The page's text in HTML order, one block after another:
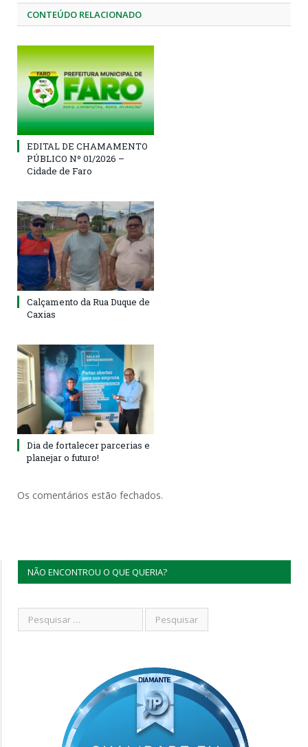
CONTEÚDO RELACIONADO
EDITAL DE CHAMAMENTO
PÚBLICO Nº 01/2026 –
Cidade de Faro
Calçamento da Rua Duque de
Caxias
Dia de fortalecer parcerias e
planejar o futuro!
Os comentários estão fechados.
NÃO ENCONTROU O QUE QUERIA?